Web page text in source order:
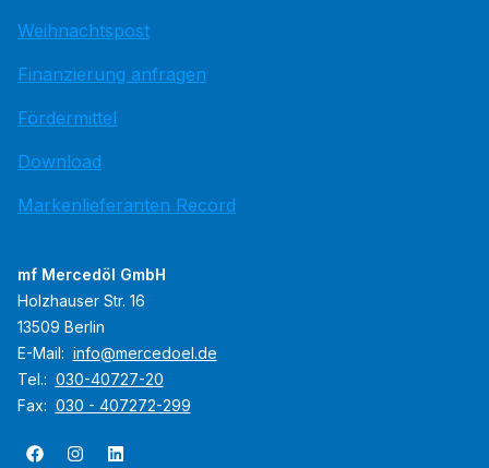
Weihnachtspost
Finanzierung anfragen
Fördermittel
Download
Markenlieferanten Record
mf Mercedöl GmbH
Holzhauser Str. 16
13509 Berlin
E-Mail: info@mercedoel.de
Tel.: 030-40727-20
Fax: 030 - 407272-299